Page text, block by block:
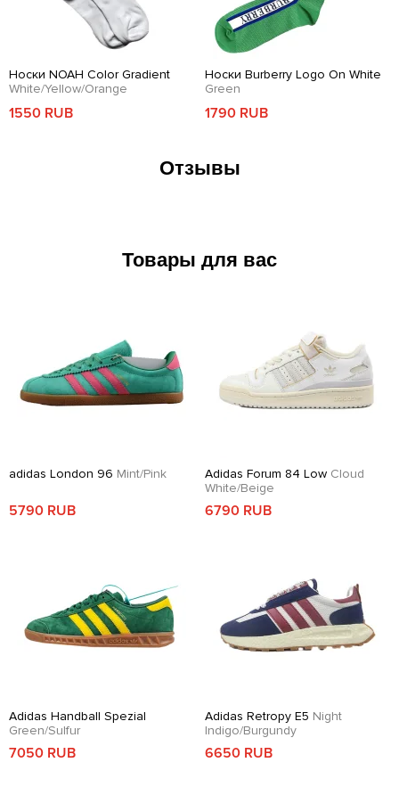
Носки NOAH Color Gradient
White/Yellow/Orange
1550 RUB
Носки Burberry Logo On White
Green
1790 RUB
Отзывы
Товары для вас
adidas London 96 Mint/Pink
5790 RUB
Adidas Forum 84 Low Cloud
White/Beige
6790 RUB
Adidas Handball Spezial
Green/Sulfur
7050 RUB
Adidas Retropy E5 Night
Indigo/Burgundy
6650 RUB